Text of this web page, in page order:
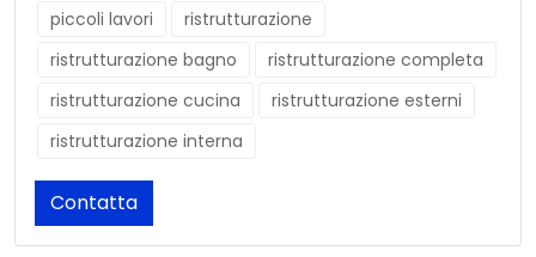
piccoli lavori
ristrutturazione
ristrutturazione bagno
ristrutturazione completa
ristrutturazione cucina
ristrutturazione esterni
ristrutturazione interna
Contatta